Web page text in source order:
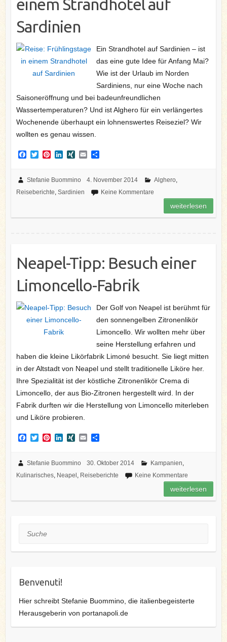
einem Strandhotel auf
Sardinien
Ein Strandhotel auf Sardinien – ist
das eine gute Idee für Anfang Mai?
Wie ist der Urlaub im Norden
Sardiniens, nur eine Woche nach
Saisoneröffnung und bei badeunfreundlichen
Wassertemperaturen? Und ist Alghero für ein verlängertes
Wochenende überhaupt ein lohnenswertes Reiseziel? Wir
wollten es genau wissen.
F
e
o
T
t
e
P
t
r
t
L
k
d
X
G
E
i
T
l
n
Stefanie Buommino 4. November 2014 Alghero,
Reiseberichte, Sardinien Keine Kommentare
weiterlesen
Neapel-Tipp: Besuch einer
Limoncello-Fabrik
Der Golf von Neapel ist berühmt für
den sonnengelben Zitronenlikör
Limoncello. Wir wollten mehr über
seine Herstellung erfahren und
haben die kleine Likörfabrik Limoné besucht. Sie liegt mitten
in der Altstadt von Neapel und stellt traditionelle Liköre her.
Ihre Spezialität ist der köstliche Zitronenlikör Crema di
Limoncello, der aus Bio-Zitronen hergestellt wird. In der
Fabrik durften wir die Herstellung von Limoncello miterleben
und Liköre probieren.
F
e
o
T
t
e
P
t
r
t
L
k
d
X
G
E
i
T
l
n
Stefanie Buommino 30. Oktober 2014 Kampanien,
Kulinarisches, Neapel , Reiseberichte Keine Kommentare
weiterlesen
Suche
Benvenuti!
Hier schreibt Stefanie Buommino, die italienbegeisterte
Herausgeberin von portanapoli.de